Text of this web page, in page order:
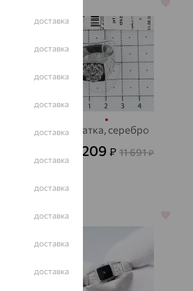
Печатка, серебро
4 209₽ 11 691₽
64%
доставка
доставка
доставка
доставка
доставка
доставка
доставка
доставка
доставка
доставка